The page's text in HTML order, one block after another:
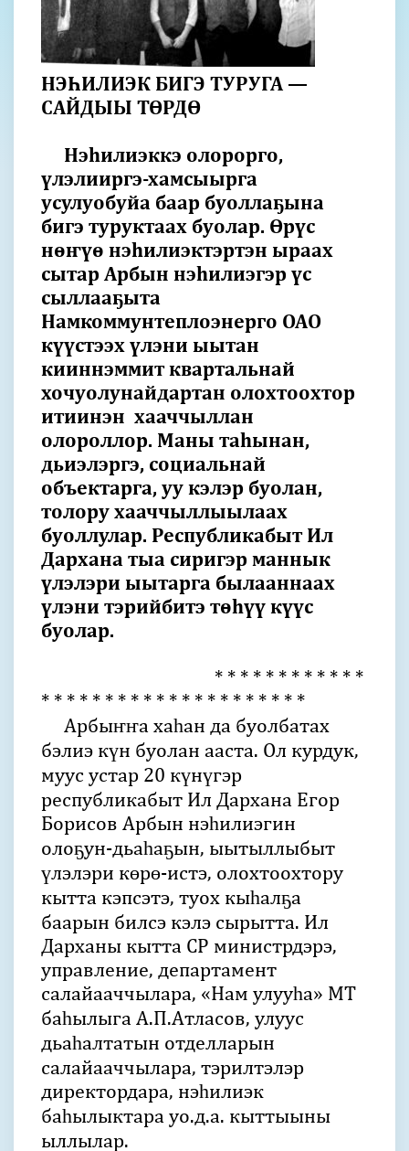
НЭҺИЛИЭК БИГЭ ТУРУГА —
САЙДЫЫ ТӨРДӨ
Нэһилиэккэ олорорго,
үлэлииргэ-хамсыырга
усулуобуйа баар буоллаҕына
бигэ туруктаах буолар. Өрүс
нөҥүө нэһилиэктэртэн ыраах
сытар Арбын нэһилиэгэр үс
сыллааҕыта
Намкоммунтеплоэнерго ОАО
күүстээх үлэни ыытан
кииннэммит квартальнай
хочуолунайдартан олохтоохтор
итиинэн хааччыллан
олороллор. Маны таһынан,
дьиэлэргэ, социальнай
объектарга, уу кэлэр буолан,
толору хааччыллыылаах
буоллулар. Республикабыт Ил
Дархана тыа сиригэр маннык
үлэлэри ыытарга былааннаах
үлэни тэрийбитэ төһүү күүс
буолар.
* * * * * * * * * * * *
* * * * * * * * * * * * * * * * * * * * *
Арбыҥҥа хаһан да буолбатах
бэлиэ күн буолан ааста. Ол курдук,
муус устар 20 күнүгэр
республикабыт Ил Дархана Егор
Борисов Арбын нэһилиэгин
олоҕун-дьаһаҕын, ыытыллыбыт
үлэлэри көрө-истэ, олохтоохтору
кытта кэпсэтэ, туох кыһалҕа
баарын билсэ кэлэ сырытта. Ил
Дарханы кытта СР министрдэрэ,
управление, департамент
салайааччылара, «Нам улууһа» МТ
баһылыга А.П.Атласов, улуус
дьаһалтатын отделларын
салайааччылара, тэрилтэлэр
директордара, нэһилиэк
баһылыктара уо.д.а. кыттыыны
ыллылар.